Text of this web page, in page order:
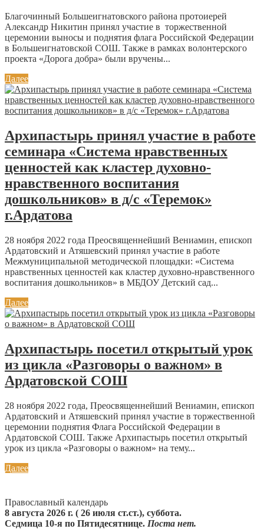
Благочинный Большеигнатовского района протоиерей
Александр Никитин принял участие в торжественной
церемонии выносы и поднятия флага Российской Федерации
в Большеигнатовской СОШ. Также в рамках волонтерского
проекта «Дорога добра» были вручены...
Далее
Архипастырь принял участие в работе
семинара «Система нравственных
ценностей как кластер духовно-
нравственного воспитания
дошкольников» в д/с «Теремок»
г.Ардатова
28 ноября 2022 года Преосвященнейший Вениамин, епископ
Ардатовский и Атяшевский принял участие в работе
Межмуниципальной методической площадки: «Система
нравственных ценностей как кластер духовно-нравственного
воспитания дошкольников» в МБДОУ Детский сад...
Далее
Архипастырь посетил открытый урок
из цикла «Разговоры о важном» в
Ардатовской СОШ
28 ноября 2022 года, Преосвященнейший Вениамин, епископ
Ардатовский и Атяшевский принял участие в торжественной
церемонии поднятия Флага Российской Федерации в
Ардатовской СОШ. Также Архипастырь посетил открытый
урок из цикла «Разговоры о важном» на тему...
Далее
Православный календарь
8 августа 2026 г. ( 26 июля ст.ст.), суббота.
Седмица 10-я по Пятидесятнице. Поста нет.